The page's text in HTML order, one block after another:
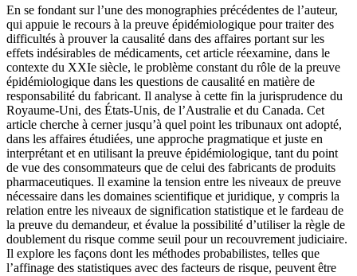
En se fondant sur l’une des monographies précédentes de l’auteur,
qui appuie le recours à la preuve épidémiologique pour traiter des
difficultés à prouver la causalité dans des affaires portant sur les
effets indésirables de médicaments, cet article réexamine, dans le
contexte du XXIe siècle, le problème constant du rôle de la preuve
épidémiologique dans les questions de causalité en matière de
responsabilité du fabricant. Il analyse à cette fin la jurisprudence du
Royaume-Uni, des États-Unis, de l’Australie et du Canada. Cet
article cherche à cerner jusqu’à quel point les tribunaux ont adopté,
dans les affaires étudiées, une approche pragmatique et juste en
interprétant et en utilisant la preuve épidémiologique, tant du point
de vue des consommateurs que de celui des fabricants de produits
pharmaceutiques. Il examine la tension entre les niveaux de preuve
nécessaire dans les domaines scientifique et juridique, y compris la
relation entre les niveaux de signification statistique et le fardeau de
la preuve du demandeur, et évalue la possibilité d’utiliser la règle de
doublement du risque comme seuil pour un recouvrement judiciaire.
Il explore les façons dont les méthodes probabilistes, telles que
l’affinage des statistiques avec des facteurs de risque, peuvent être